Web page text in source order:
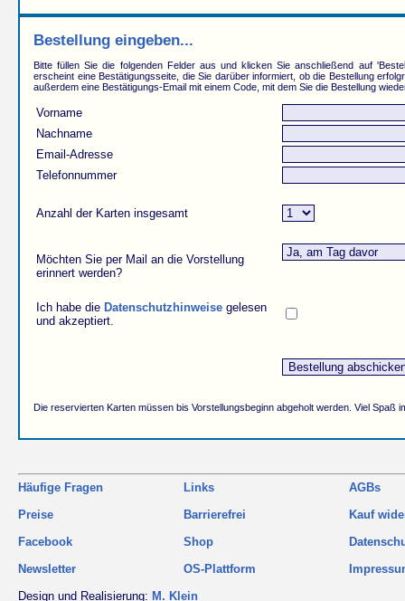
Bestellung eingeben...
Bitte füllen Sie die folgenden Felder aus und klicken Sie anschließend auf
erscheint eine Bestätigungsseite, die Sie darüber informiert, ob die Bestellung
außerdem eine Bestätigungs-Email mit einem Code, mit dem Sie die Bestellung
Vorname
Nachname
Email-Adresse
Telefonnummer
Anzahl der Karten insgesamt
Möchten Sie per Mail an die Vorstellung
erinnert werden?
Ich habe die Datenschutzhinweise gelesen
und akzeptiert.
Die reservierten Karten müssen bis Vorstellungsbeginn abgeholt werden. Viel Spaß
Häufige Fragen
Preise
Facebook
Newsletter
Links
Barrierefrei
Shop
OS-Plattform
AGBs
Kauf
Design und Realisierung: M. Klein